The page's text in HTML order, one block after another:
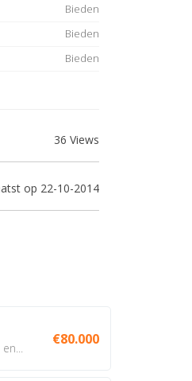
Bieden
Bieden
Bieden
36 Views
op 22-10-2014
€80.000